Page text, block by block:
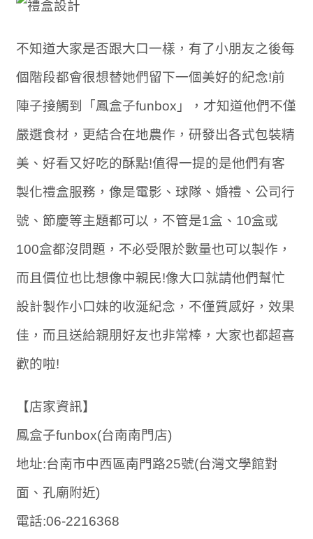
不知道大家是否跟大口一樣，有了小朋友之後每
個階段都會很想替她們留下一個美好的紀念!前
陣子接觸到「鳳盒子funbox」，才知道他們不僅
嚴選食材，更結合在地農作，研發出各式包裝精
美、好看又好吃的酥點!值得一提的是他們有客
製化禮盒服務，像是電影、球隊、婚禮、公司行
號、節慶等主題都可以，不管是1盒、10盒或
100盒都沒問題，不必受限於數量也可以製作，
而且價位也比想像中親民!像大口就請他們幫忙
設計製作小口妹的收涎紀念，不僅質感好，效果
佳，而且送給親朋好友也非常棒，大家也都超喜
歡的啦!
【店家資訊】
鳳盒子funbox(台南南門店)
地址:台南市中西區南門路25號(台灣文學館對
面、孔廟附近)
電話:06-2216368